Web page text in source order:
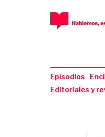
Episodios
Editoriales y